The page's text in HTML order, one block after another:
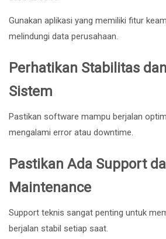
Gunakan aplikasi yang memiliki fitur
melindungi data perusahaan.
Perhatikan Stabilitas
Sistem
Pastikan software mampu berjalan
mengalami error atau downtime.
Pastikan Ada Support
Maintenance
Support teknis sangat penting untuk
berjalan stabil setiap saat.